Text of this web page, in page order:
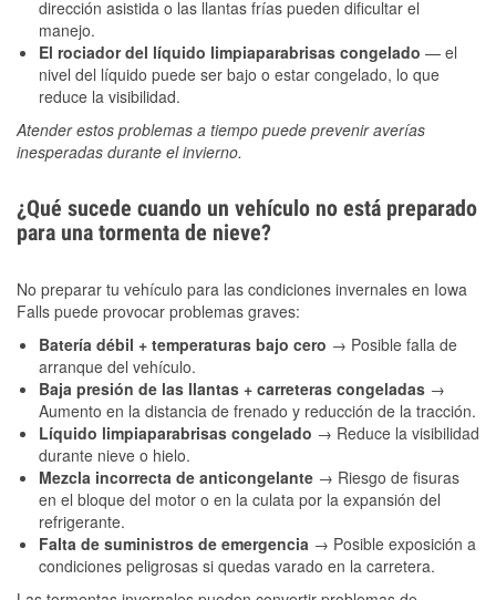
dirección asistida o las llantas frías pueden dificultar el
manejo.
El rociador del líquido limpiaparabrisas congelado — el
nivel del líquido puede ser bajo o estar congelado, lo que
reduce la visibilidad.
Atender estos problemas a tiempo puede prevenir averías
inesperadas durante el invierno.
¿Qué sucede cuando un vehículo no está preparado
para una tormenta de nieve?
No preparar tu vehículo para las condiciones invernales en Iowa
Falls puede provocar problemas graves:
Batería débil + temperaturas bajo cero → Posible falla de
arranque del vehículo.
Baja presión de las llantas + carreteras congeladas →
Aumento en la distancia de frenado y reducción de la tracción.
Líquido limpiaparabrisas congelado → Reduce la visibilidad
durante nieve o hielo.
Mezcla incorrecta de anticongelante → Riesgo de fisuras
en el bloque del motor o en la culata por la expansión del
refrigerante.
Falta de suministros de emergencia → Posible exposición a
condiciones peligrosas si quedas varado en la carretera.